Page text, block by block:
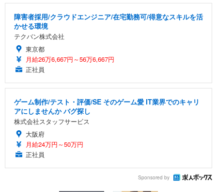
障害者採用/クラウドエンジニア/在宅勤務可/得意なスキルを活
かせる環境
テクバン株式会社
東京都
月給26万6,667円～56万6,667円
正社員
ゲーム制作/テスト・評価/SE そのゲーム愛 IT業界でのキャリ
アにしませんか バグ探し
株式会社スタッフサービス
大阪府
月給24万円～50万円
正社員
Sponsored by